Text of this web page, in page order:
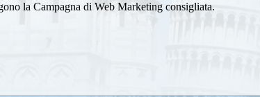
la Campagna di Web Marketing consigliata.